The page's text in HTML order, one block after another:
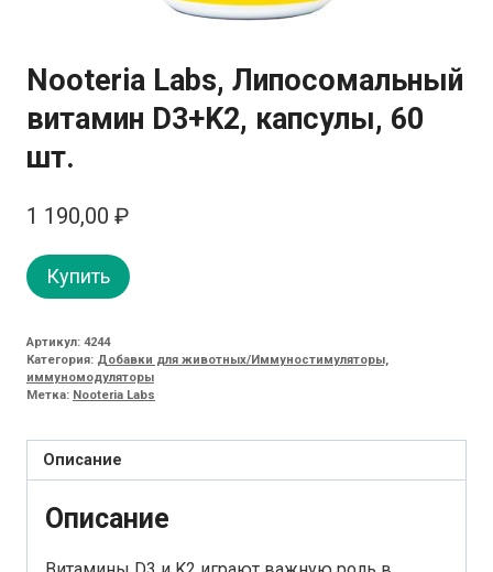
Nooteria Labs, Липосомальный
витамин D3+K2, капсулы, 60
шт.
1 190,00 ₽
Купить
Артикул: 4244
Категория: Добавки для животных/Иммуностимуляторы,
иммуномодуляторы
Метка: Nooteria Labs
Описание
Описание